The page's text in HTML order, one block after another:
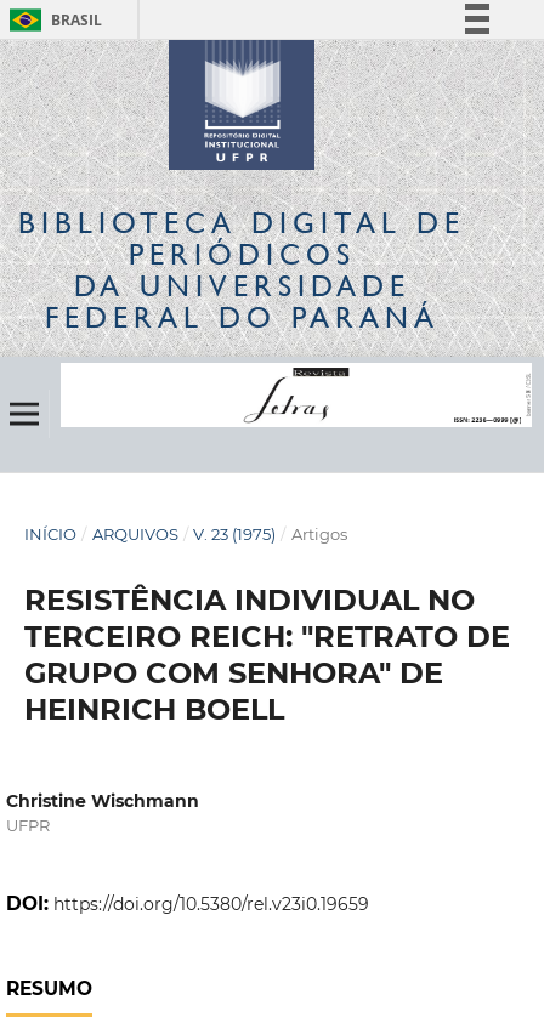
BRASIL
Simplifique!
Comunica BR
Participe
Acesso à informação
Legislação
Canais
BIBLIOTECA DIGITALDE
PERIÓDICOS
DA UNIVERSIDADE
FEDERAL DO PARANÁ
INÍCIO / ARQUIVOS / V. 23 (1975) / Artigos
RESISTÊNCIA INDIVIDUAL NO
TERCEIRO REICH: "RETRATO DE
GRUPO COM SENHORA" DE
HEINRICH BOELL
Christine Wischmann
UFPR
DOI: https://doi.org/10.5380/rel.v23i0.19659
RESUMO